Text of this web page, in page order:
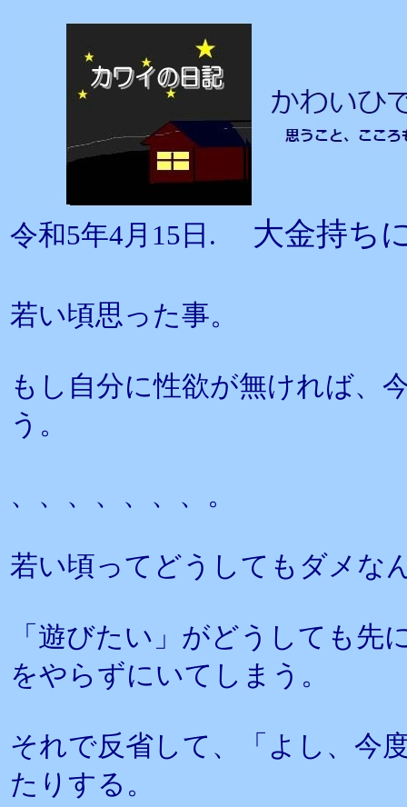
令和5年4月15日. 大金持ち
若い頃思った事。
もし自分に性欲が無ければ、
う。
、、、、、、、。
若い頃ってどうしてもダメな
「遊びたい」がどうしても
をやらずにいてしまう。
それで反省して、「よし、今
たりする。